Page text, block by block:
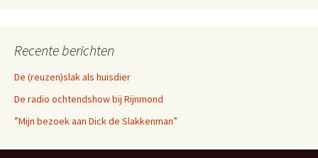
Recente berichten
De (reuzen)slak als huisdier
De radio ochtendshow bij Rijnmond
”Mijn bezoek aan Dick de Slakkenman”